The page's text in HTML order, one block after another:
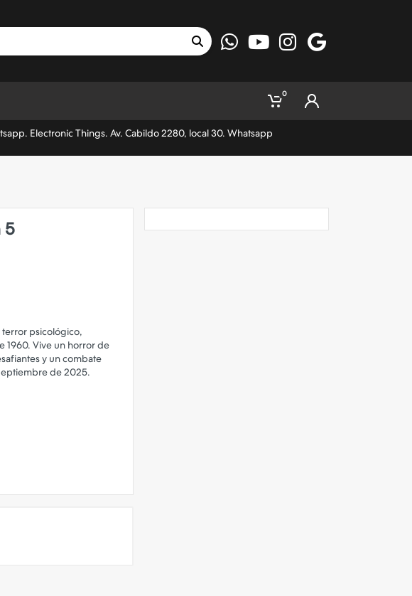
0
Electronic Things. Av. Cabildo 2280, local 30. Whatsapp
5
terror psicológico,
1960. Vive un horror de
y un combate